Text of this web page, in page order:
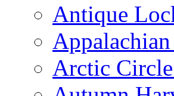
Antique
Appalachian
Arctic Circle